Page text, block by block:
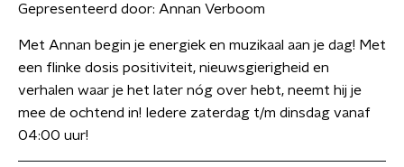
Gepresenteerd door: Annan Verboom
Met Annan begin je energiek en muzikaal aan je dag! Met
een flinke dosis positiviteit, nieuwsgierigheid en
verhalen waar je het later nóg over hebt, neemt hij je
mee de ochtend in! Iedere zaterdag t/m dinsdag vanaf
04:00 uur!